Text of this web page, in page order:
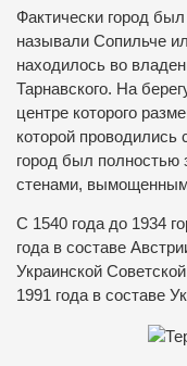
Фактически город
называли Сопильче
находилось во
Тарнавского. На
центре которого
которой проводились
город был
стенами,
С 1540 года до 1934
года в составе
Украинской
1991 года в составе